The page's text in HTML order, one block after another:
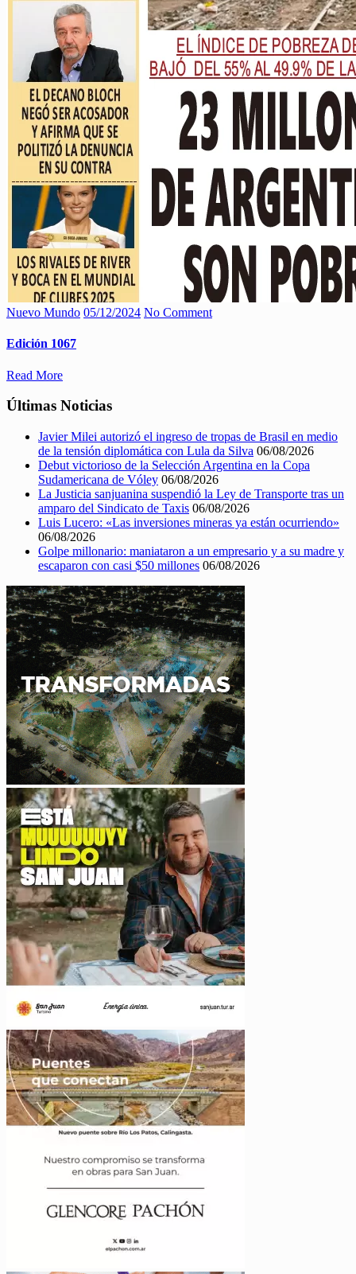
Nuevo Mundo 05/12/2024 No Comment
Edición 1067
Read More
Últimas Noticias
Javier Milei autorizó el ingreso de tropas de Brasil en medio
de la tensión diplomática con Lula da Silva 06/08/2026
Debut victorioso de la Selección Argentina en la Copa
Sudamericana de Vóley 06/08/2026
La Justicia sanjuanina suspendió la Ley de Transporte tras un
amparo del Sindicato de Taxis 06/08/2026
Luis Lucero: «Las inversiones mineras ya están ocurriendo»
06/08/2026
Golpe millonario: maniataron a un empresario y a su madre y
escaparon con casi $50 millones 06/08/2026